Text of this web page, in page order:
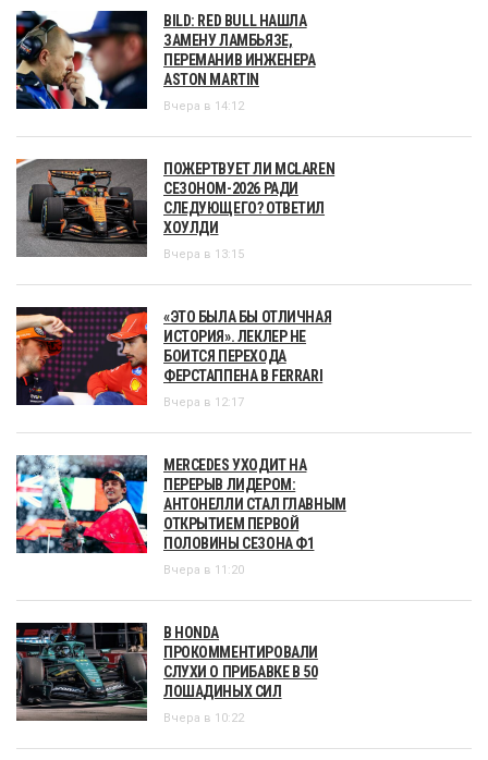
BILD: RED BULL НАШЛА
ЗАМЕНУ ЛАМБЬЯЗЕ,
ПЕРЕМАНИВ ИНЖЕНЕРА
ASTON MARTIN
Вчера в 14:12
ПОЖЕРТВУЕТ ЛИ MCLAREN
СЕЗОНОМ-2026 РАДИ
СЛЕДУЮЩЕГО? ОТВЕТИЛ
ХОУЛДИ
Вчера в 13:15
«ЭТО БЫЛА БЫ ОТЛИЧНАЯ
ИСТОРИЯ». ЛЕКЛЕР НЕ
БОИТСЯ ПЕРЕХОДА
ФЕРСТАППЕНА В FERRARI
Вчера в 12:17
MERCEDES УХОДИТ НА
ПЕРЕРЫВ ЛИДЕРОМ:
АНТОНЕЛЛИ СТАЛ ГЛАВНЫМ
ОТКРЫТИЕМ ПЕРВОЙ
ПОЛОВИНЫ СЕЗОНА Ф1
Вчера в 11:20
В HONDA
ПРОКОММЕНТИРОВАЛИ
СЛУХИ О ПРИБАВКЕ В 50
ЛОШАДИНЫХ СИЛ
Вчера в 10:22